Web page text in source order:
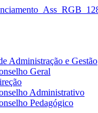
Administração e Gestão
Geral
Administrativo
Pedagógico